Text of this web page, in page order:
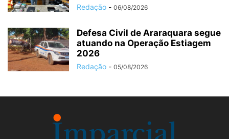
Redação - 06/08/2026
Defesa Civil de Araraquara segue
atuando na Operação Estiagem
2026
Redação - 05/08/2026